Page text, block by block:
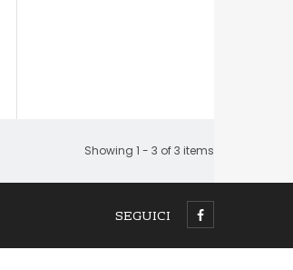
Showing 1 - 3 of 3 items
SEGUICI